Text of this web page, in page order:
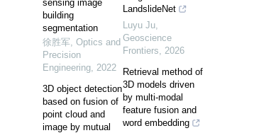
sensing image
building
segmentation
徐胜军, Optics and
Precision
Engineering, 2022
3D object detection
based on fusion of
point cloud and
image by mutual
LandslideNet
Luyu Ju,
Geoscience
Frontiers, 2026
Retrieval method of
3D models driven
by multi-modal
feature fusion and
word embedding